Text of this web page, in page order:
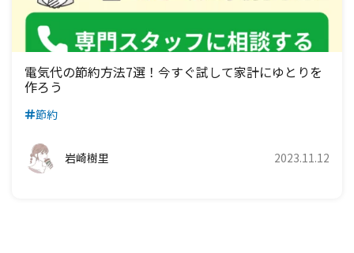
電気代の節約方法7選！今すぐ試して家計にゆとりを
作ろう
節約
岩崎樹里 2023.11.12